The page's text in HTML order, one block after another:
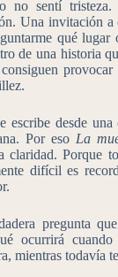
no sentí
Una invitación a
qué lugar
de una historia
escribe desde una
Por eso La
claridad. Porque
difícil es
pregunta
ocurrirá
mientras todavía